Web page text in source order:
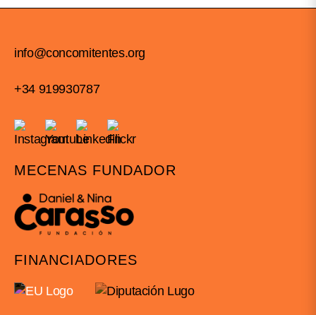
info@concomitentes.org
+34 919930787
MECENAS FUNDADOR
FINANCIADORES